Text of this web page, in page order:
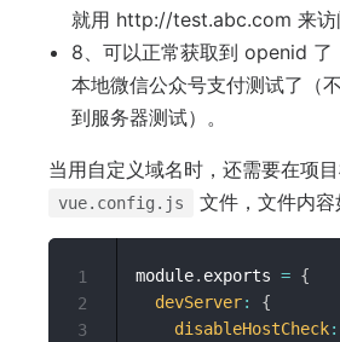
就用 http://test.abc.com 来访
8、可以正常获取到 openid 了
本地微信公众号支付测试了（
到服务器测试）。
当用自定义域名时，还需要在项
vue.config.js 文件，文件内容
module. exports = {
devServer:
{
disableHostCheck:
1
2
3